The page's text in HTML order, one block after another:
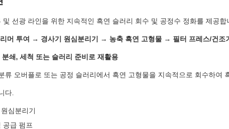
선광 라인을 위한 지속적인 흑연 슬러리 회수 및 공정수 정화를 제공합
머 투여 → 경사기 원심분리기 → 농축 흑연 고형물 → 필터 프레스/건조
쇄, 세척 또는 슬러리 준비로 재활용
류 오버플로 또는 공정 슬러리에서 흑연 고형물을 지속적으로 회수하여
다.
심분리기
공급 펌프